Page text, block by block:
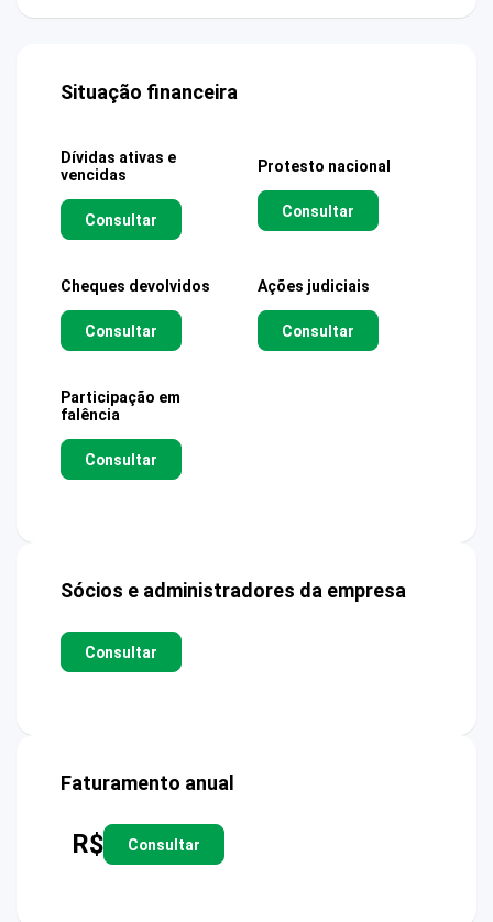
Situação financeira
Dívidas ativas e
vencidas
Consultar
Protesto nacional
Consultar
Cheques devolvidos
Consultar
Ações judiciais
Consultar
Participação em
falência
Consultar
Sócios e administradores da empresa
Consultar
Faturamento anual
R$ Consultar